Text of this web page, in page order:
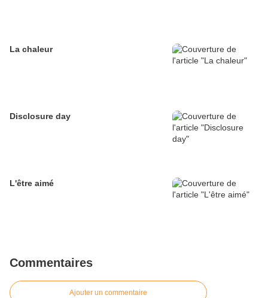
La chaleur
Disclosure day
L'être aimé
Commentaires
Ajouter un commentaire